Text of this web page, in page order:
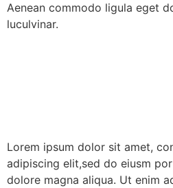
Aenean commodo ligula eget
luculvinar.
Lorem ipsum dolor sit amet,
adipiscing elit,sed do eiusm
dolore magna aliqua. Ut enim